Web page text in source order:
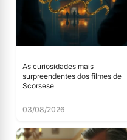
As curiosidades mais
surpreendentes dos filmes de
Scorsese
03/08/2026